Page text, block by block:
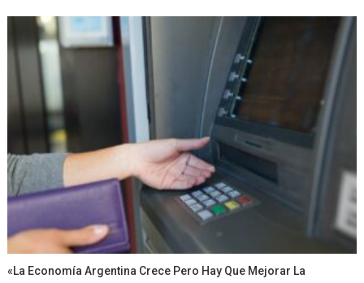
«La Economía Argentina Crece Pero Hay Que Mejorar La